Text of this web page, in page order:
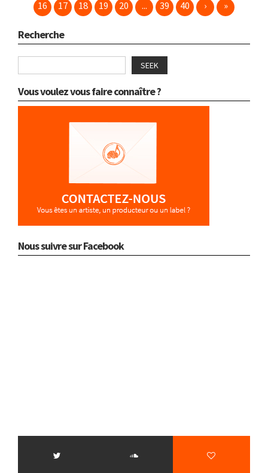
16 17 18 19 20 ... 39 40 › »
Recherche
SEEK
Vous voulez vous faire connaître ?
Nous suivre sur Facebook